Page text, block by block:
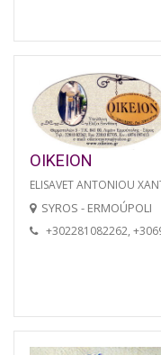
OIKEION
ELISAVET ANTONIOU
SYROS - ERMOÚPOLI
+302281082262,